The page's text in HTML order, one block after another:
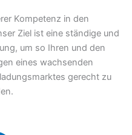
Kompetenz in den
Ziel ist eine ständige und
um so Ihren und den
eines wachsenden
gerecht zu